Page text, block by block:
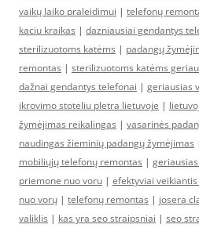
vaikų laiko praleidimui | telefonų
kaciu kraikas | dazniausiai gendantys
sterilizuotoms katėms | padangų
remontas | sterilizuotoms katėms
dažnai gendantys telefonai | geriausias
ikrovimo stoteliu pletra lietuvoje |
žymėjimas reikalingas | vasarinės
naudingas žieminių padangų žymėjimas
mobiliųjų telefonų remontas |
priemone nuo voru | efektyviai
nuo vorų | telefonų remontas | josera
valiklis | kas yra seo straipsniai | seo